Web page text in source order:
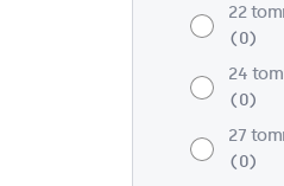
22
0
24
0
27
0